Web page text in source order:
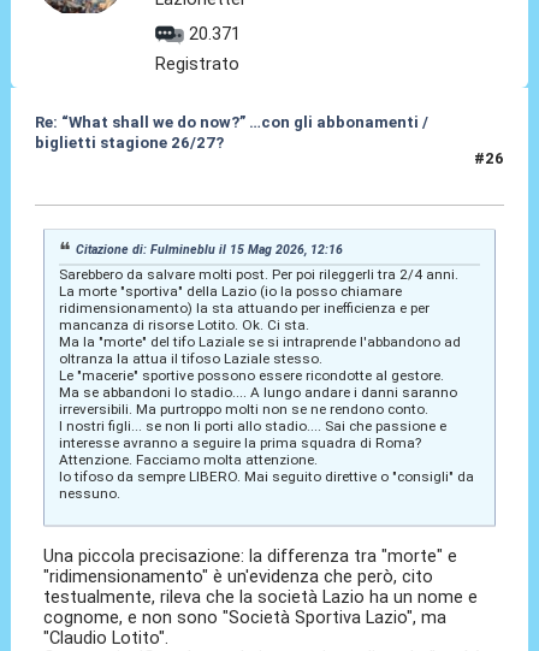
20.371
Registrato
Re: “What shall we do now?” …con gli abbonamenti /
biglietti stagione 26/27?
#26
Citazione di: Fulmineblu il 15 Mag 2026, 12:16
Sarebbero da salvare molti post. Per poi rileggerli tra 2/4 anni.
La morte "sportiva" della Lazio (io la posso chiamare
ridimensionamento) la sta attuando per inefficienza e per
mancanza di risorse Lotito. Ok. Ci sta.
Ma la "morte" del tifo Laziale se si intraprende l'abbandono ad
oltranza la attua il tifoso Laziale stesso.
Le "macerie" sportive possono essere ricondotte al gestore.
Ma se abbandoni lo stadio.... A lungo andare i danni saranno
irreversibili. Ma purtroppo molti non se ne rendono conto.
I nostri figli... se non li porti allo stadio.... Sai che passione e
interesse avranno a seguire la prima squadra di Roma?
Attenzione. Facciamo molta attenzione.
Io tifoso da sempre LIBERO. Mai seguito direttive o "consigli" da
nessuno.
Una piccola precisazione: la differenza tra "morte" e
"ridimensionamento" è un'evidenza che però, cito
testualmente, rileva che la società Lazio ha un nome e
cognome, e non sono "Società Sportiva Lazio", ma
"Claudio Lotito".